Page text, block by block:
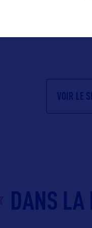
VOIR LE
DANS LA